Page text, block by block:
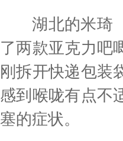
湖北的米琦（
了两款亚克力吧
刚拆开快递包装
感到喉咙有点不
塞的症状。